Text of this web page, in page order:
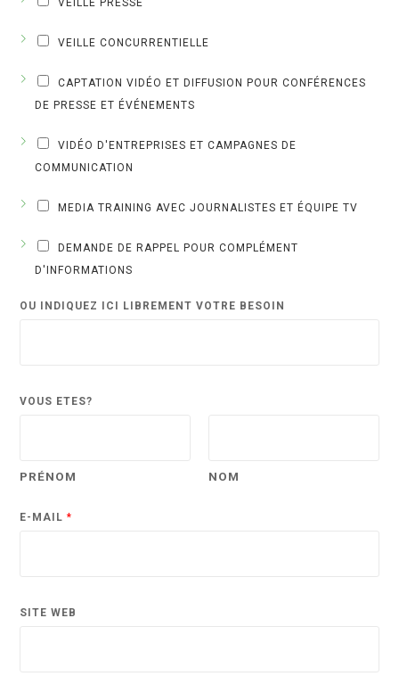
VEILLE PRESSE
VEILLE CONCURRENTIELLE
CAPTATION VIDÉO ET DIFFUSION POUR CONFÉRENCES
DE PRESSE ET ÉVÉNEMENTS
VIDÉO D'ENTREPRISES ET CAMPAGNES DE
COMMUNICATION
MEDIA TRAINING AVEC JOURNALISTES ET ÉQUIPE TV
DEMANDE DE RAPPEL POUR COMPLÉMENT
D'INFORMATIONS
OU INDIQUEZ ICI LIBREMENT VOTRE BESOIN
VOUS ÊTES?
PRÉNOM NOM
E-MAIL*
SITE WEB